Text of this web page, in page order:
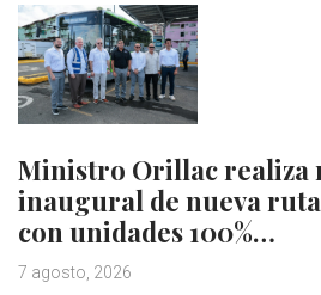
Ministro Orillac realiza
inaugural de nueva
con unidades 100%…
7 agosto, 2026